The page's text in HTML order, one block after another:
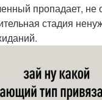
пропадает, не
стадия